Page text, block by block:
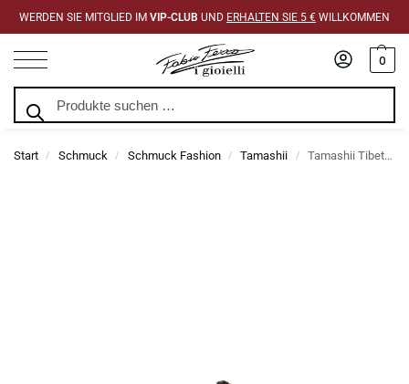
WERDEN SIE MITGLIED IM VIP-CLUB UND ERHALTEN SIE 5 € WILLKOMMEN
0
Start / Schmuck / Schmuck Fashion / Tamashii / Tamashii Tibetisches Rhodochrosit-Armband